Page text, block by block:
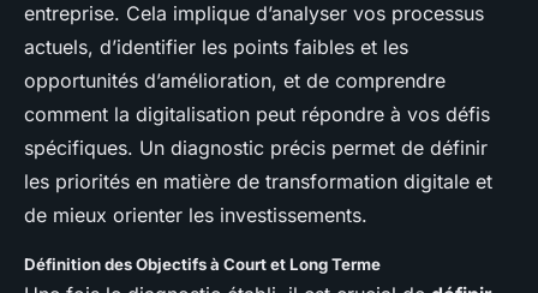
entreprise. Cela implique d’analyser vos processus
actuels, d’identifier les points faibles et les
opportunités d’amélioration, et de comprendre
comment la digitalisation peut répondre à vos défis
spécifiques. Un diagnostic précis permet de définir
les priorités en matière de transformation digitale et
de mieux orienter les investissements.
Définition des Objectifs à Court et Long Terme